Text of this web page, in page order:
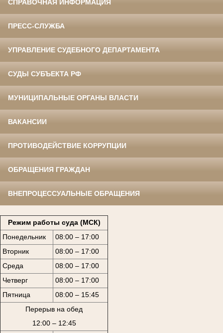
СПРАВОЧНАЯ ИНФОРМАЦИЯ
ПРЕСС-СЛУЖБА
УПРАВЛЕНИЕ СУДЕБНОГО ДЕПАРТАМЕНТА
СУДЫ СУБЪЕКТА РФ
МУНИЦИПАЛЬНЫЕ ОРГАНЫ ВЛАСТИ
ВАКАНСИИ
ПРОТИВОДЕЙСТВИЕ КОРРУПЦИИ
ОБРАЩЕНИЯ ГРАЖДАН
ВНЕПРОЦЕССУАЛЬНЫЕ ОБРАЩЕНИЯ
Режим работы суда (МСК)
Понедельник
08:00 – 17:00
Вторник
08:00 – 17:00
Среда
08:00 – 17:00
Четверг
08:00 – 17:00
Пятница
08:00 – 15:45
Перерыв на обед
12:00 – 12:45